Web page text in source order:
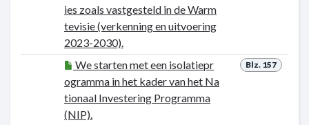
ies zoals vastgesteld in de Warm
tevisie (verkenning en uitvoering
2023-2030).
Blz. 157
We starten met een isolatiepr
ogramma in het kader van het Na
tionaal Investering Programma
(NIP).